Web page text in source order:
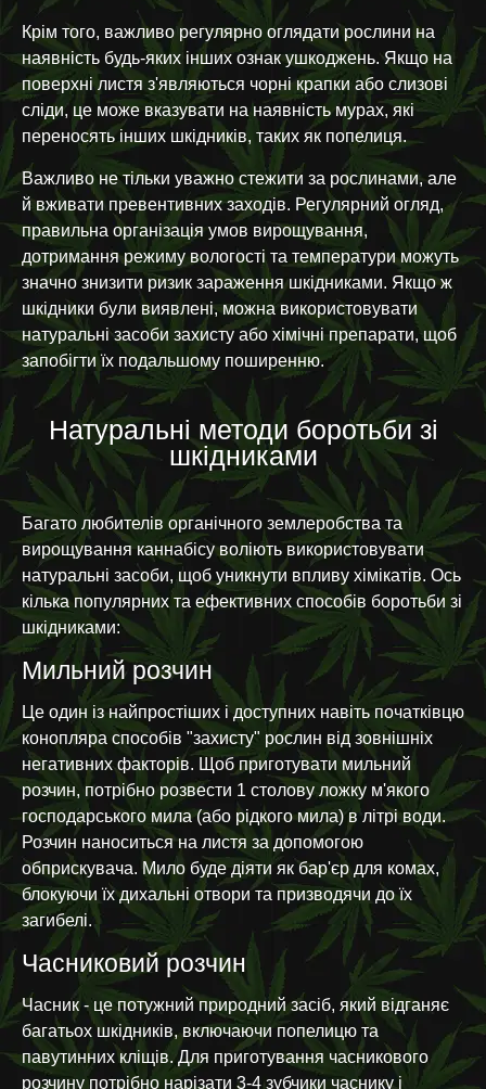
Крім того, важливо регулярно оглядати рослини на
наявність будь-яких інших ознак ушкоджень. Якщо на
поверхні листя з'являються чорні крапки або слизові
сліди, це може вказувати на наявність мурах, які
переносять інших шкідників, таких як попелиця.
Важливо не тільки уважно стежити за рослинами, але
й вживати превентивних заходів. Регулярний огляд,
правильна організація умов вирощування,
дотримання режиму вологості та температури можуть
значно знизити ризик зараження шкідниками. Якщо ж
шкідники були виявлені, можна використовувати
натуральні засоби захисту або хімічні препарати, щоб
запобігти їх подальшому поширенню.
Натуральні методи боротьби зі
шкідниками
Багато любителів органічного землеробства та
вирощування каннабісу воліють використовувати
натуральні засоби, щоб уникнути впливу хімікатів. Ось
кілька популярних та ефективних способів боротьби зі
шкідниками:
Мильний розчин
Це один із найпростіших і доступних навіть початківцю
конопляра способів "захисту" рослин від зовнішніх
негативних факторів. Щоб приготувати мильний
розчин, потрібно розвести 1 столову ложку м'якого
господарського мила (або рідкого мила) в літрі води.
Розчин наноситься на листя за допомогою
обприскувача. Мило буде діяти як бар'єр для комах,
блокуючи їх дихальні отвори та призводячи до їх
загибелі.
Часниковий розчин
Часник - це потужний природний засіб, який відганяє
багатьох шкідників, включаючи попелицю та
павутинних кліщів. Для приготування часникового
розчину потрібно нарізати 3-4 зубчики часнику і